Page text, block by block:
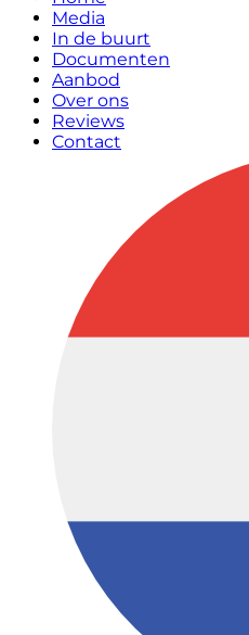
Media
In de buurt
Documenten
Aanbod
Over ons
Reviews
Contact